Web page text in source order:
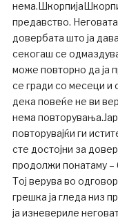
предавство.
довербата што ја
секогаш се
може повторно да ја
се гради со месеци и
дека повеќе не ви
нема
повторувајќи ги
сте достојни за
продолжи понатаму –
Тој верува во
грешка ја гледа низ
ја изневериле